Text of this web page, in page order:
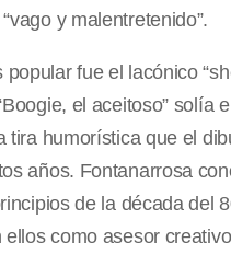
y malentretenido”.
fue el lacónico
el aceitoso” solía
tira humorística que el
años. Fontanarrosa
de la década del
ellos como asesor